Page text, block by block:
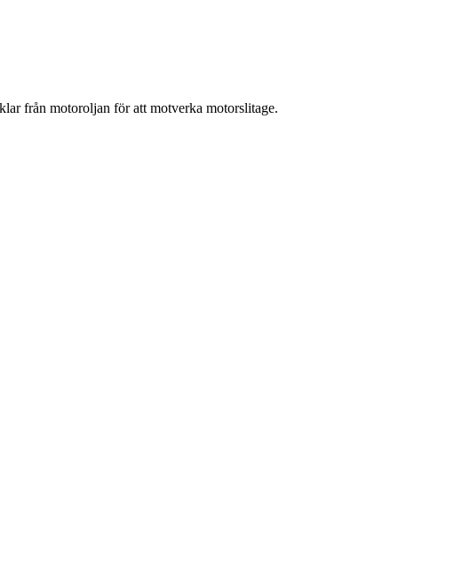
från motoroljan för att motverka motorslitage.